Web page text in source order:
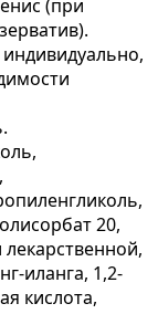
(при
20,
иланга, 1,2-
кислота,